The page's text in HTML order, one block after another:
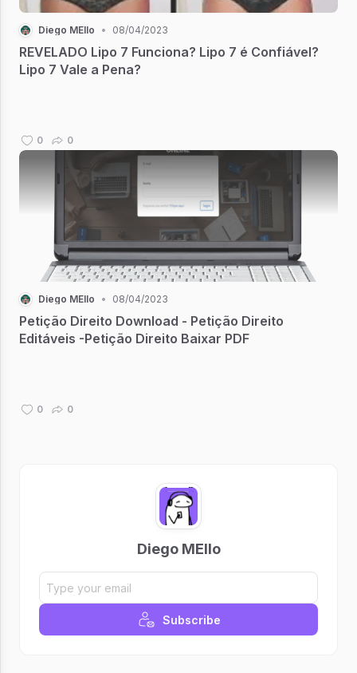
Diego MEllo • 08/04/2023
REVELADO Lipo 7 Funciona? Lipo 7 é Confiável?
Lipo 7 Vale a Pena?
0 0
Diego MEllo • 08/04/2023
Petição Direito Download - Petição Direito
Editáveis -Petição Direito Baixar PDF
0 0
Diego MEllo
Subscribe